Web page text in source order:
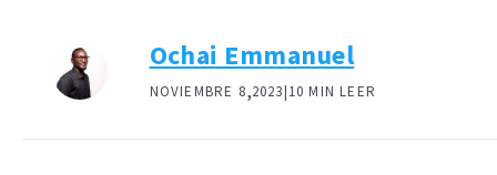
Ochai Emmanuel
NOVIEMBRE 8,2023|10 MIN LEER